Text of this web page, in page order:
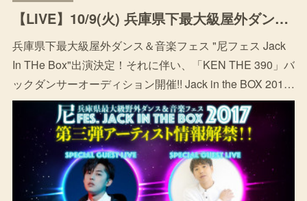
【LIVE】10/9(火) 兵庫県下最大級屋外ダンス＆音楽フェス "尼フェス Jack In THe Box"出演決定&バックダンサーオーディション開催!!
兵庫県下最大級屋外ダンス＆音楽フェス "尼フェス Jack
In THe Box"出演決定！それに伴い、「KEN THE 390」バ
ックダンサーオーディション開催!! Jack in the BOX 201…